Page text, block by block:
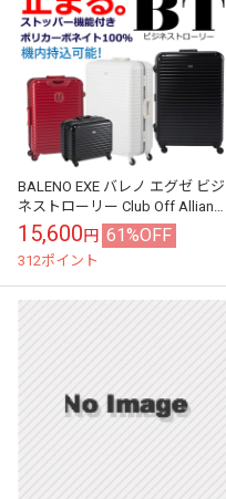
BALENO EXE バレノ エグゼ ビジ
ネストローリー Club Off Alliance
会員様ご優待価格40%OFF
15,600円 61%OFF
312ポイント